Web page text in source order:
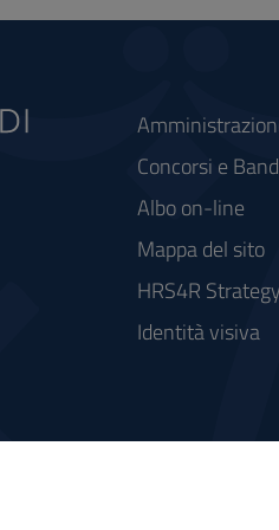
Concorsi e
Albo on-line
Mappa del sito
HRS4R Strategy
Identità visiva